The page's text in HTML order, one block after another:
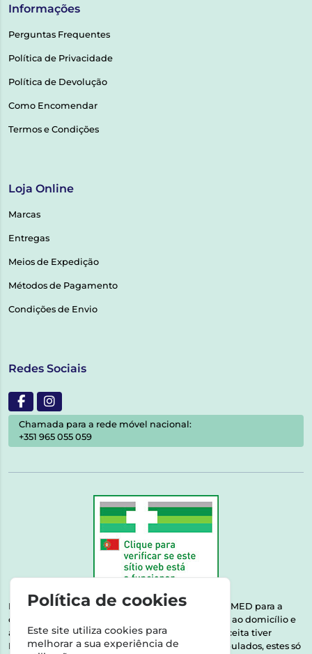
Informações
Perguntas Frequentes
Política de Privacidade
Política de Devolução
Como Encomendar
Termos e Condições
Loja Online
Marcas
Entregas
Meios de Expedição
Métodos de Pagamento
Condições de Envio
Redes Sociais
Chamada para a rede móvel nacional:
+351 965 055 059
Esta farmácia encontra-se autorizada pelo INFARMED para a
dispensa de medicamentos e produtos de saúde ao domicílio e
através da internet. Medicamentos | Se na sua receita tiver
MSRM, MNSRM, MSRMV ou Medicamentos Manipulados, estes só
Política de cookies
Este site utiliza cookies para
melhorar a sua experiência de